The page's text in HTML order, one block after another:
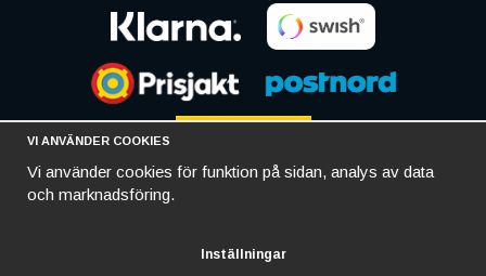
VI ANVÄNDER COOKIES
Vi använder cookies för funktion på sidan, analys av data
och marknadsföring.
Inställningar